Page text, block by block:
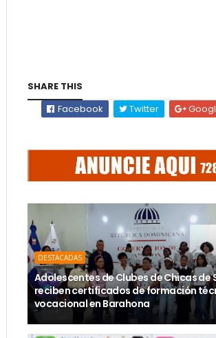
SHARE THIS
Facebook
Twitter
DESTACADAS
Adolescentes de Clubes de Chicas de
reciben certificados de formación
vocacional en Barahona